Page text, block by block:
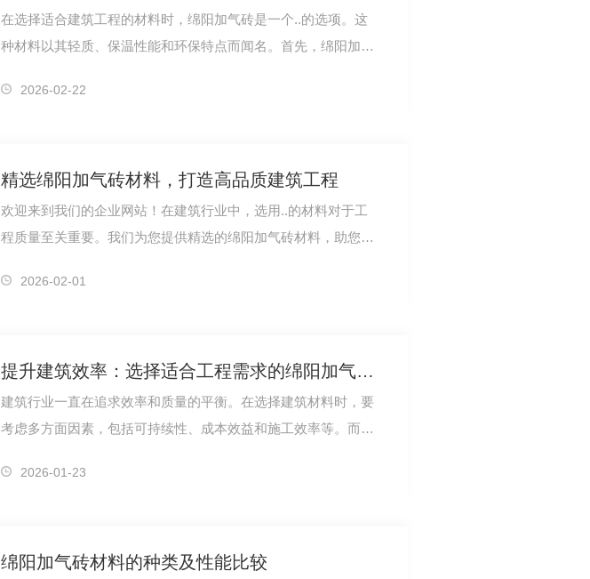
在选择适合建筑工程的材料时，绵阳加气砖是一个..的选项。这
种材料以其轻质、保温性能和环保特点而闻名。首先，绵阳加气
2026-02-22
精选绵阳加气砖材料，打造高品质建筑工程
欢迎来到我们的企业网站！在建筑行业中，选用..的材料对于工
程质量至关重要。我们为您提供精选的绵阳加气砖材料，助您打
2026-02-01
提升建筑效率：选择适合工程需求的绵阳加气砖材料
建筑行业一直在追求效率和质量的平衡。在选择建筑材料时，要
考虑多方面因素，包括可持续性、成本效益和施工效率等。而绵
2026-01-23
绵阳加气砖材料的种类及性能比较